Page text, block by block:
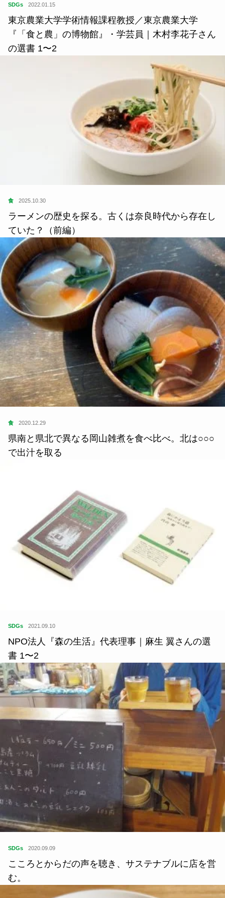
SDGs 2022.01.15
東京農業大学学術情報課程教授／東京農業大学
『「食と農」の博物館』・学芸員｜木村李花子さん
の選書 1〜2
食 2025.10.30
ラーメンの歴史を探る。古くは奈良時代から存在し
ていた？（前編）
食 2020.12.29
県南と県北で異なる岡山雑煮を食べ比べ。北は○○○
で出汁を取る
SDGs 2021.09.10
NPO法人『森の生活』代表理事｜麻生 翼さんの選
書 1〜2
SDGs 2020.09.09
こころとからだの声を聴き、サステナブルに店を営
む。